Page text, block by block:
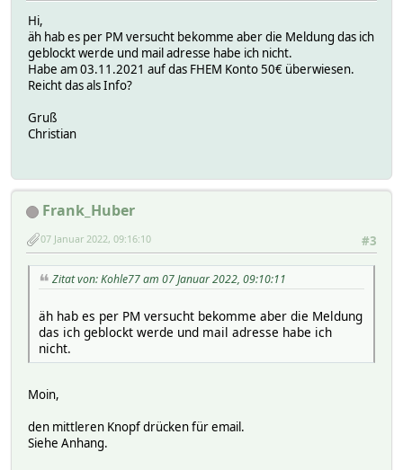
Hi,
äh hab es per PM versucht bekomme aber die Meldung das ich
geblockt werde und mail adresse habe ich nicht.
Habe am 03.11.2021 auf das FHEM Konto 50€ überwiesen.
Reicht das als Info?
Gruß
Christian
Frank_Huber
#3
07 Januar 2022, 09:16:10
Zitat von: Kohle77 am 07 Januar 2022, 09:10:11
äh hab es per PM versucht bekomme aber die Meldung
das ich geblockt werde und mail adresse habe ich
nicht.
Moin,
den mittleren Knopf drücken für email.
Siehe Anhang.